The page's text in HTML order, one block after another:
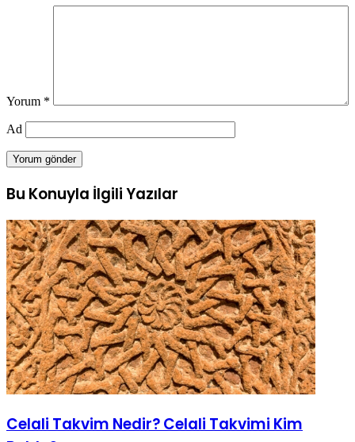
Yorum *
Ad
Bu Konuyla İlgili Yazılar
Celali Takvim Nedir? Celali Takvimi Kim